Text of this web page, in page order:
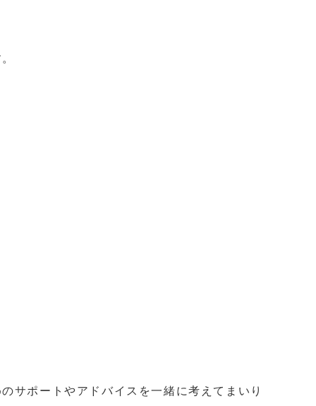
サポートやアドバイスを一緒に考えてまいり